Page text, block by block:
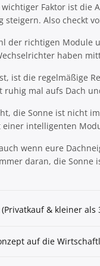
Faktor ist
Also checkt
der richtigen Module
haben
ist die regelmäßige
mal aufs Dach
die Sonne ist nicht
intelligenten
wenn eure
daran, die Sonne
& kleiner als
auf die